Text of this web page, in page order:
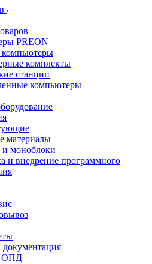
PREON
комплекты
станции
компьютеры
материалы
и моноблоки
и внедрение программного
ОПД